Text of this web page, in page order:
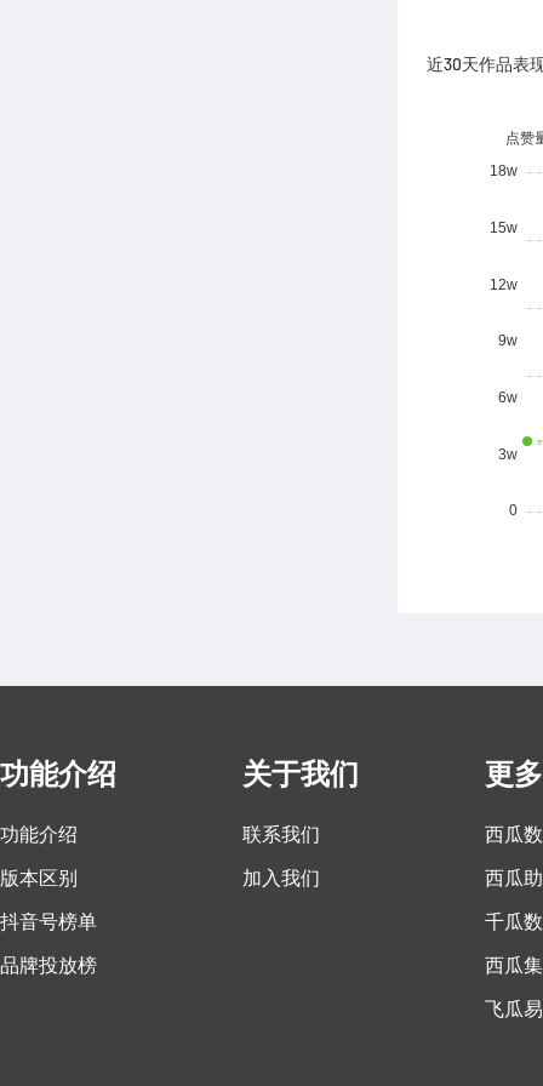
近30天作品表
功能介绍
功能介绍
版本区别
抖音号榜单
品牌投放榜
关于我们
联系我们
加入我们
更
西瓜
西瓜
千瓜
西瓜集
飞瓜